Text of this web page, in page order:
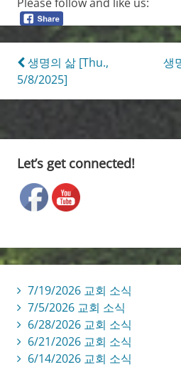
Post
navigation
생명의 삶 [Thu.,
5/8/2025]
생
Let’s get connected!
7/19/2026 교회 소식
7/5/2026 교회 소식
6/28/2026 교회 소식
6/21/2026 교회 소식
6/14/2026 교회 소식